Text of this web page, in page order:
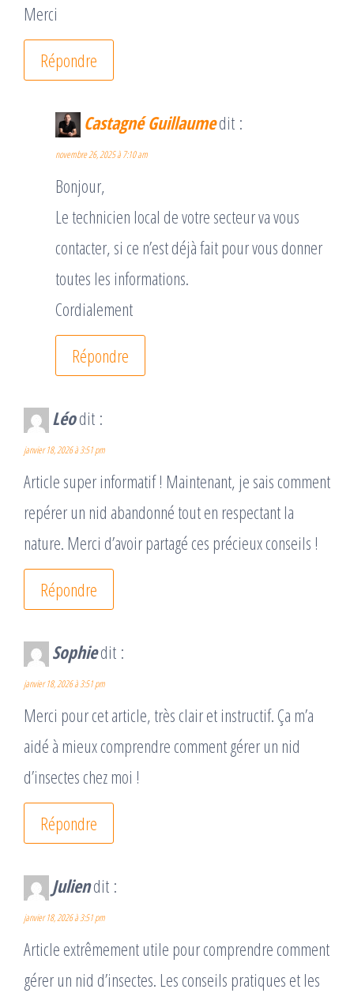
Merci
Répondre
Castagné Guillaumedit :
novembre 26, 2025 à 7:10 am
Bonjour,
Le technicien local de votre secteur va vous
contacter, si ce n’est déjà fait pour vous donner
toutes les informations.
Cordialement
Répondre
Léodit :
janvier 18, 2026 à 3:51 pm
Article super informatif ! Maintenant, je sais comment
repérer un nid abandonné tout en respectant la
nature. Merci d’avoir partagé ces précieux conseils !
Répondre
Sophiedit :
janvier 18, 2026 à 3:51 pm
Merci pour cet article, très clair et instructif. Ça m’a
aidé à mieux comprendre comment gérer un nid
d’insectes chez moi !
Répondre
Juliendit :
janvier 18, 2026 à 3:51 pm
Article extrêmement utile pour comprendre comment
gérer un nid d’insectes. Les conseils pratiques et les